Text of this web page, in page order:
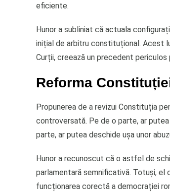
eficiente.
Hunor a subliniat că actuala
inițial de arbitru constituțional. Acest
Curții, creează un precedent
Reforma
Propunerea de a revizui Constituția
controversată. Pe de o parte, ar
parte, ar putea deschide ușa unor
Hunor a recunoscut că o astfel de
parlamentară semnificativă. Totuși, el
funcționarea corectă a democrației